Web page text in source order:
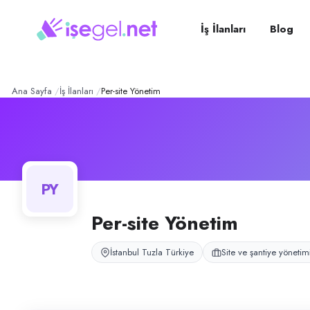
SİTE YÖNETİM –
PER-SİTE YÖNETİM, Tuzla, İstanbul bölgesinde site ve şantiye
pozisyonlar
Temizlik Görevlisi (Bay)
İş İlanları Blog
Ana Sayfa İş İlanları Per-site Yönetim
PY
Per-site Yönetim
İstanbul Tuzla Türkiye Site ve şantiye